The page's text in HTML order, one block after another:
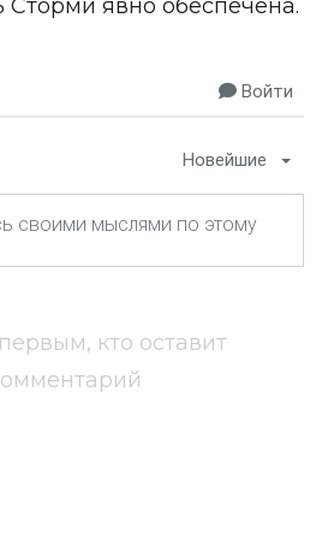
явно обеспечена.
Войти
Новейшие
кто оставит